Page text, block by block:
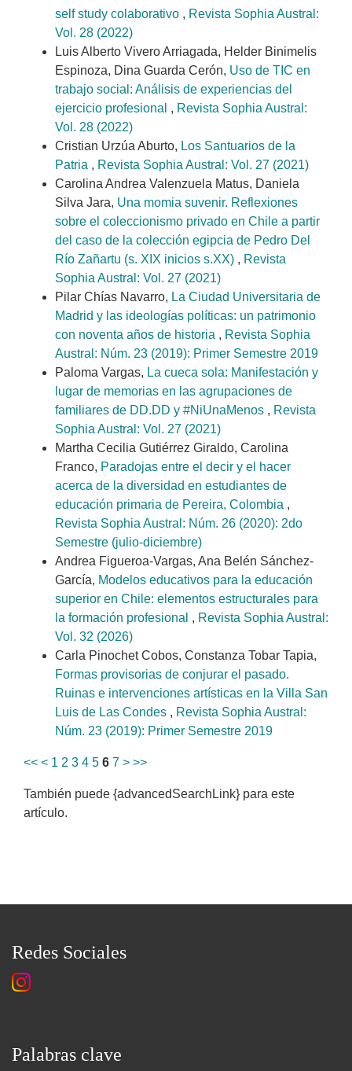
self study colaborativo , Revista Sophia Austral:
Vol. 28 (2022)
Luis Alberto Vivero Arriagada, Helder Binimelis
Espinoza, Dina Guarda Cerón, Uso de TIC en
trabajo social: Análisis de experiencias del
ejercicio profesional , Revista Sophia Austral:
Vol. 28 (2022)
Cristian Urzúa Aburto, Los Santuarios de la
Patria , Revista Sophia Austral: Vol. 27 (2021)
Carolina Andrea Valenzuela Matus, Daniela
Silva Jara, Una momia suvenir. Reflexiones
sobre el coleccionismo privado en Chile a partir
del caso de la colección egipcia de Pedro Del
Río Zañartu (s. XIX inicios s.XX) , Revista
Sophia Austral: Vol. 27 (2021)
Pilar Chías Navarro, La Ciudad Universitaria de
Madrid y las ideologías políticas: un patrimonio
con noventa años de historia , Revista Sophia
Austral: Núm. 23 (2019): Primer Semestre 2019
Paloma Vargas, La cueca sola: Manifestación y
lugar de memorias en las agrupaciones de
familiares de DD.DD y #NiUnaMenos , Revista
Sophia Austral: Vol. 27 (2021)
Martha Cecilia Gutiérrez Giraldo, Carolina
Franco, Paradojas entre el decir y el hacer
acerca de la diversidad en estudiantes de
educación primaria de Pereira, Colombia ,
Revista Sophia Austral: Núm. 26 (2020): 2do
Semestre (julio-diciembre)
Andrea Figueroa-Vargas, Ana Belén Sánchez-
García, Modelos educativos para la educación
superior en Chile: elementos estructurales para
la formación profesional , Revista Sophia Austral:
Vol. 32 (2026)
Carla Pinochet Cobos, Constanza Tobar Tapia,
Formas provisorias de conjurar el pasado.
Ruinas e intervenciones artísticas en la Villa San
Luis de Las Condes , Revista Sophia Austral:
Núm. 23 (2019): Primer Semestre 2019
<< < 1 2 3 4 5 6 7 > >>
También puede {advancedSearchLink} para este
artículo.
Redes Sociales
Palabras clave